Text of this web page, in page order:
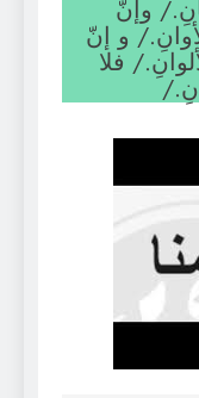
وإنَّ
و إنّ
فلا